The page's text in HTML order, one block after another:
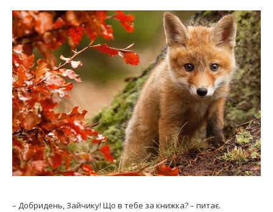
– Добридень, Зайчику! Що в тебе за книжка? – питає.